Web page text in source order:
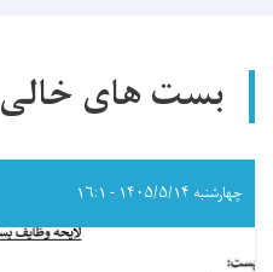
بست های خالی
چهارشنبه ۱۴۰۵/۵/۱۴ - ۱۶:۱